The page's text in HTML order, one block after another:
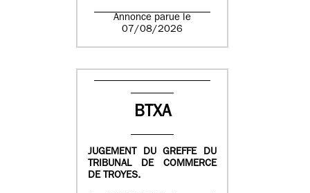
Annonce parue le
07/08/2026
BTXA
JUGEMENT DU GREFFE DU
TRIBUNAL DE COMMERCE
DE TROYES.